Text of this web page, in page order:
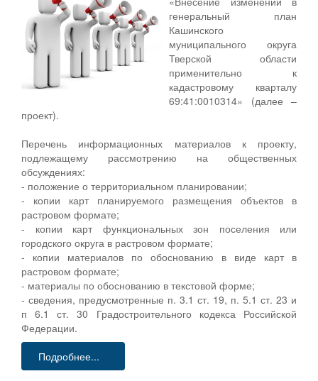
генеральный план
Кашинского
муниципального округа
Тверской области
применительно к
кадастровому кварталу
69:41:0010314» (далее –
проект).
Перечень информационных материалов к проекту,
подлежащему рассмотрению на общественных
обсуждениях:
- положение о территориальном планировании;
- копии карт планируемого размещения объектов в
растровом формате;
- копии карт функциональных зон поселения или
городского округа в растровом формате;
- копии материалов по обоснованию в виде карт в
растровом формате;
- материалы по обоснованию в текстовой форме;
- сведения, предусмотренные п. 3.1 ст. 19, п. 5.1 ст. 23 и
п 6.1 ст. 30 Градостроительного кодекса Российской
Федерации.
Подробнее...